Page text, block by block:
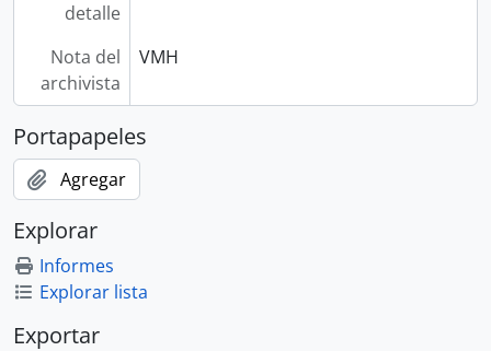
detalle
Nota del
archivista
VMH
Portapapeles
Agregar
Explorar
Informes
Explorar lista
Exportar